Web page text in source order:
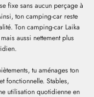
fixe sans aucun perçage à
ton camping-car reste
Ton camping-car Laika
aussi nettement plus
tu aménages ton
fonctionnelle. Stables,
utilisation quotidienne en